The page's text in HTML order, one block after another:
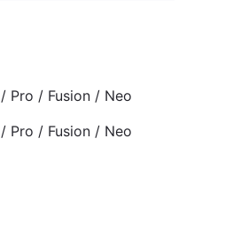
Pro / Fusion / Neo
Pro / Fusion / Neo